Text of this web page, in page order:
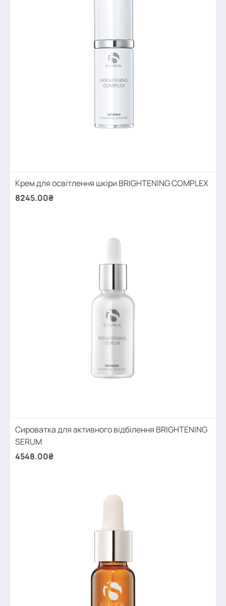
Крем для освітлення шкіри BRIGHTENING COMPLEX
8245.00₴
Сироватка для активного відбілення BRIGHTENING
SERUM
4548.00₴